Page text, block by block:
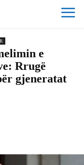
e
Rrugë
gjeneratat